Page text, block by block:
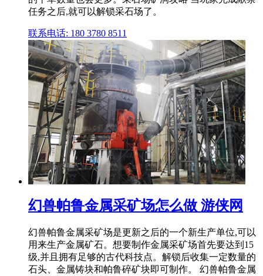
任务之后,就可以解锁采石场了。
联系电话: 180 3780 8511
幻兽帕鲁金属采矿场怎么做 游侠网
幻兽帕鲁金属采矿场是更新之后的一个新生产单位,可以
用来生产金属矿石。想要制作金属采矿场首先要达到15
级,并且拥有足够的古代科技点。解锁后收集一定数量的
石头、金属铸块和帕鲁碎矿块即可制作。 幻兽帕鲁金属